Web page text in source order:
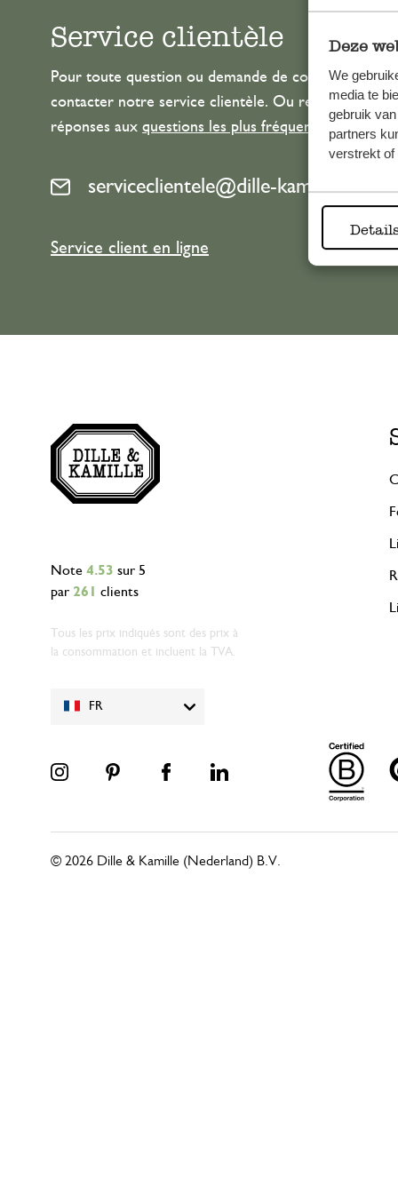
Deze
We
media te
gebruik
partners
verstrekt of
Service clientèle
Pour toute question ou demande de conseil ou
contacter notre service clientèle. Ou retrouvez ici
réponses aux questions les plus fréquemment posées
serviceclientele@dille-kamille.com
Service client en ligne
FR
Note 4.53 sur 5
par 261 clients
Tous les prix indiqués sont des prix à
la consommation et incluent la TVA.
© 2026 Dille & Kamille (Nederland) B.V.